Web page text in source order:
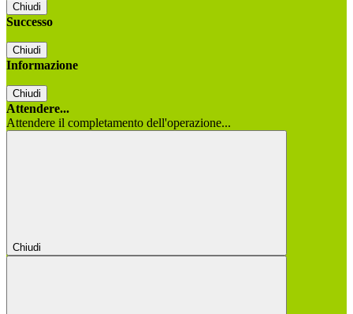
Chiudi
Successo
Chiudi
Informazione
Chiudi
Attendere...
Attendere il completamento dell'operazione...
Chiudi